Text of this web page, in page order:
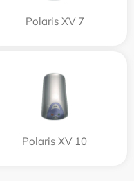
Polaris XV 7
Polaris XV 10